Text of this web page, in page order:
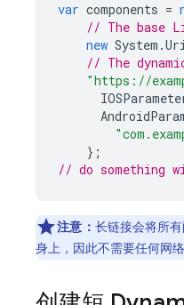
var components =
// The base
new System .
// The
"https://
};
// do something
注意： 长链接会将所
身上，因此不需要任何网络